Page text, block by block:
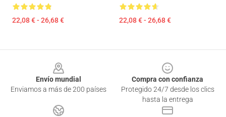
22,08 € - 26,68 € 22,08 € - 26,68 €
Envío mundial
Enviamos a más de 200 países
Compra con confianza
Protegido 24/7 desde los clics
hasta la entrega